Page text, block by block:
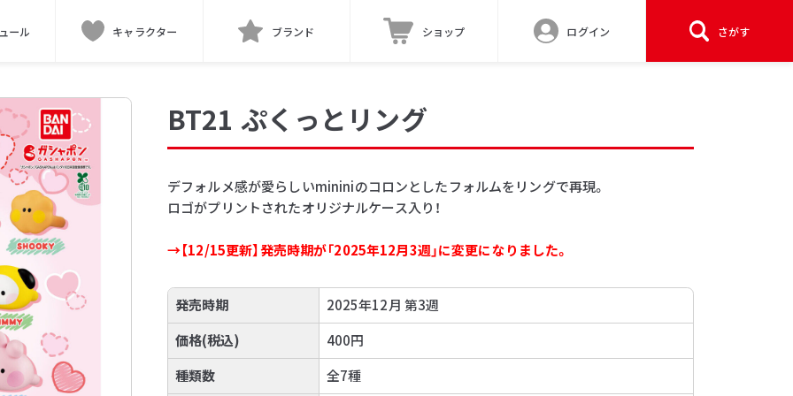
ール キャラクター ブランド ショップ ログイン さがす
BT21 ぷくっとリング
デフォルメ感が愛らしいmininiのコロンとしたフォルムをリングで再現。
ロゴがプリントされたオリジナルケース入り！
→【12/15更新】発売時期が「2025年12月3週」に変更になりました。
発売時期
2025年12月 第3週
価格(税込)
400円
種類数
全7種